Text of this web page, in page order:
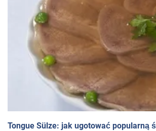
Tongue Sülze: jak ugotować popularną